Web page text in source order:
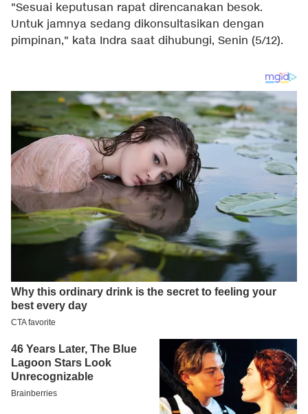
"Sesuai keputusan rapat direncanakan besok.
Untuk jamnya sedang dikonsultasikan dengan
pimpinan," kata Indra saat dihubungi, Senin (5/12).